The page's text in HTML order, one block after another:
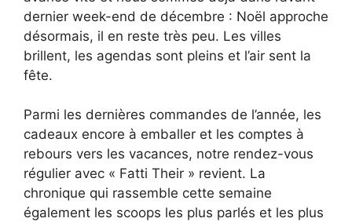
dernier week-end de décembre : Noël approche
désormais, il en reste très peu. Les villes
brillent, les agendas sont pleins et l’air sent la
fête.
Parmi les dernières commandes de l’année, les
cadeaux encore à emballer et les comptes à
rebours vers les vacances, notre rendez-vous
régulier avec « Fatti Their » revient. La
chronique qui rassemble cette semaine
également les scoops les plus parlés et les plus